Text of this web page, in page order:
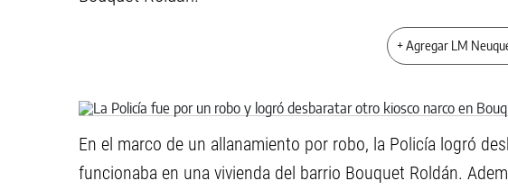
+ Agregar LM
En el marco de un allanamiento por robo, la Policía logró
funcionaba en una vivienda del barrio Bouquet Roldán.